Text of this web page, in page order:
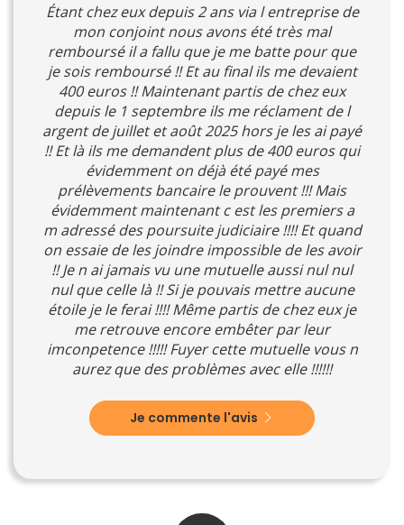
Étant chez eux depuis 2 ans via l entreprise de
mon conjoint nous avons été très mal
remboursé il a fallu que je me batte pour que
je sois remboursé !! Et au final ils me devaient
400 euros !! Maintenant partis de chez eux
depuis le 1 septembre ils me réclament de l
argent de juillet et août 2025 hors je les ai payé
!! Et là ils me demandent plus de 400 euros qui
évidemment on déjà été payé mes
prélèvements bancaire le prouvent !!! Mais
évidemment maintenant c est les premiers a
m adressé des poursuite judiciaire !!!! Et quand
on essaie de les joindre impossible de les avoir
!! Je n ai jamais vu une mutuelle aussi nul nul
nul que celle là !! Si je pouvais mettre aucune
étoile je le ferai !!!! Même partis de chez eux je
me retrouve encore embêter par leur
imconpetence !!!!! Fuyer cette mutuelle vous n
aurez que des problèmes avec elle !!!!!!
Je commente l'avis